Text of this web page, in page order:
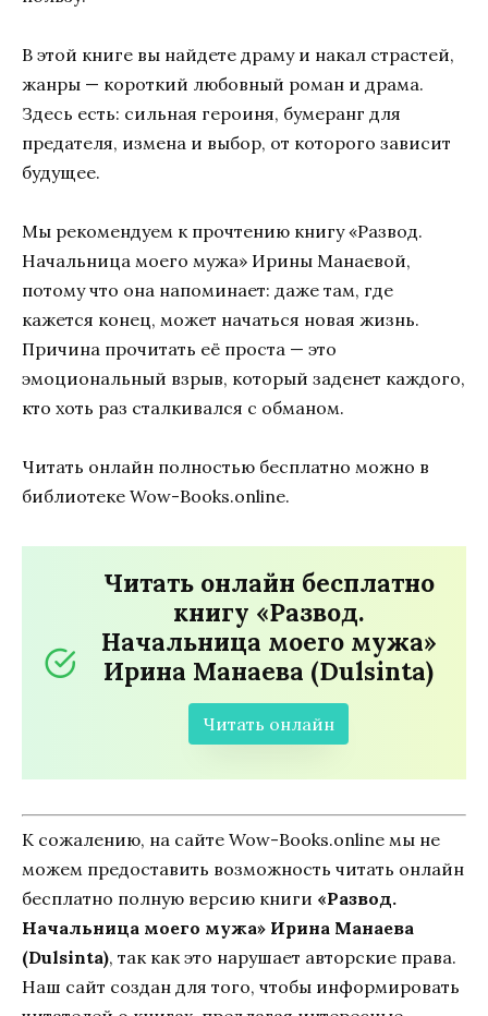
В этой книге вы найдете драму и накал страстей,
жанры — короткий любовный роман и драма.
Здесь есть: сильная героиня, бумеранг для
предателя, измена и выбор, от которого зависит
будущее.
Мы рекомендуем к прочтению книгу «Развод.
Начальница моего мужа» Ирины Манаевой,
потому что она напоминает: даже там, где
кажется конец, может начаться новая жизнь.
Причина прочитать её проста — это
эмоциональный взрыв, который заденет каждого,
кто хоть раз сталкивался с обманом.
Читать онлайн полностью бесплатно можно в
библиотеке Wow-Books.online.
Читать онлайн бесплатно
книгу «Развод.
Начальница моего мужа»
Ирина Манаева (Dulsinta)
Читать онлайн
К сожалению, на сайте Wow-Books.online мы не
можем предоставить возможность читать онлайн
бесплатно полную версию книги «Развод.
Начальница моего мужа» Ирина Манаева
(Dulsinta), так как это нарушает авторские права.
Наш сайт создан для того, чтобы информировать